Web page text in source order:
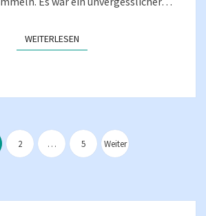
WEITERLESENWEITERLESEN
Seitennummerierung
der
Beiträge
2 … 5 Weiter